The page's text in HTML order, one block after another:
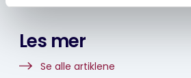
Les mer
Se alle artiklene